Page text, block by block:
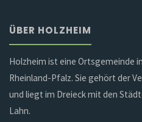
ÜBER HOLZHEIM
Holzheim ist eine Ortsgemeinde
Rheinland-Pfalz. Sie gehört der
und liegt im Dreieck mit den
Lahn.